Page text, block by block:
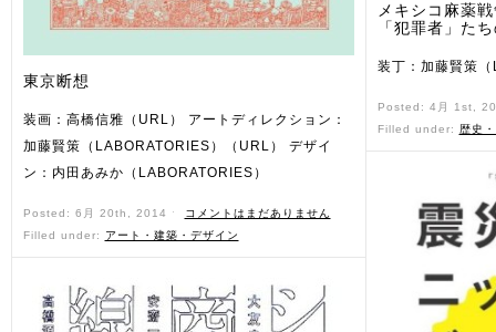
東京断想
装画：高橋信雅（URL） アートディレクション：
加藤賢策（LABORATORIES）（URL） デザイ
ン：内田あみか（LABORATORIES）
Posted: 6月 20th, 2014 ˑ
コメントはまだありません
Filled under:
アート・建築・デザイン
メキシコ麻薬
「犯罪者」た
装丁：加藤賢策
Posted: 4月 1st,
Filled under:
歴史